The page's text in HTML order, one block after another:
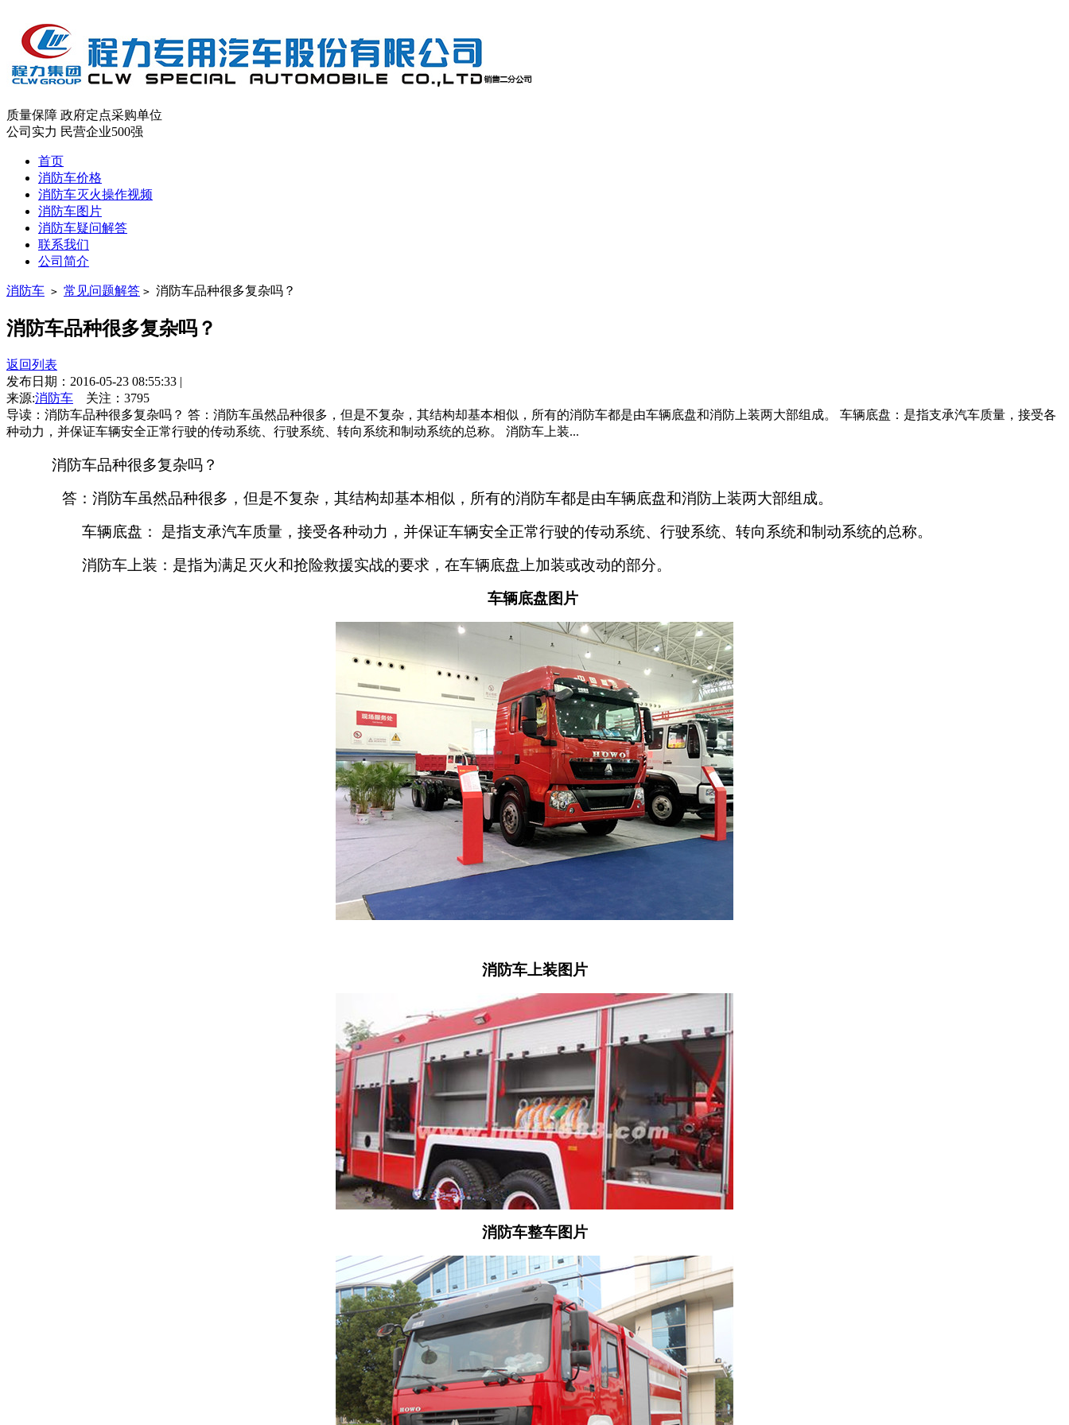
质量保障 政府定点采购单位
公司实力 民营企业500强
首页
消防车价格
消防车灭火操作视频
消防车图片
消防车疑问解答
联系我们
公司简介
消防车 > 常见问题解答 > 消防车品种很多复杂吗？
消防车品种很多复杂吗？
返回列表
发布日期：2016-05-23 08:55:33 |
来源:消防车 关注： 3795
导读：消防车品种很多复杂吗？ 答：消防车虽然品种很多，但是不复杂，其结构却基本相似，所有的消防车都是由车辆底盘和消防上装两大部组成。 车辆底盘：是指支承汽车质量，接受各
种动力，并保证车辆安全正常行驶的传动系统、行驶系统、转向系统和制动系统的总称。 消防车上装...
消防车品种很多复杂吗？
答：消防车虽然品种很多，但是不复杂，其结构却基本相似，所有的消防车都是由车辆底盘和消防上装两大部组成。
车辆底盘： 是指支承汽车质量，接受各种动力，并保证车辆安全正常行驶的传动系统、行驶系统、转向系统和制动系统的总称。
消防车上装：是指为满足灭火和抢险救援实战的要求，在车辆底盘上加装或改动的部分。
车辆底盘图片
消防车上装图片
消防车整车图片